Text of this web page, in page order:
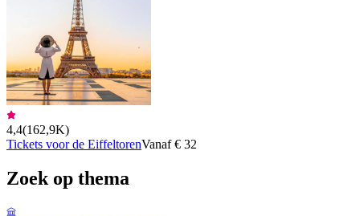
4,4(162,9K)
Tickets voor de EiffeltorenVanaf € 32
Zoek op thema